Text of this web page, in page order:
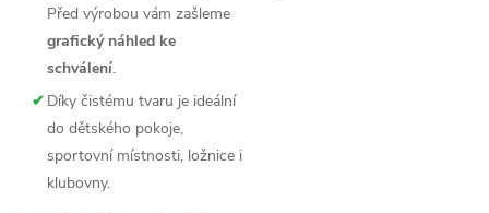
Před výrobou vám zašleme
grafický náhled ke
schválení.
✔ Díky čistému tvaru je ideální
do dětského pokoje,
sportovní místnosti, ložnice i
klubovny.